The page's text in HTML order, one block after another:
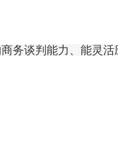
商务谈判能力 能灵活